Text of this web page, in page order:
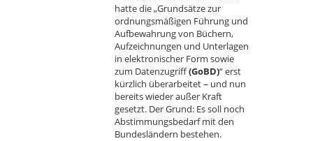
hatte die „Grundsätze zur
ordnungsmäßigen Führung und
Aufbewahrung von Büchern,
Aufzeichnungen und Unterlagen
in elektronischer Form sowie
zum Datenzugriff(GoBD)“ erst
kürzlich überarbeitet – und nun
bereits wieder außer Kraft
gesetzt. Der Grund: Es soll noch
Abstimmungsbedarf mit den
Bundesländern bestehen.